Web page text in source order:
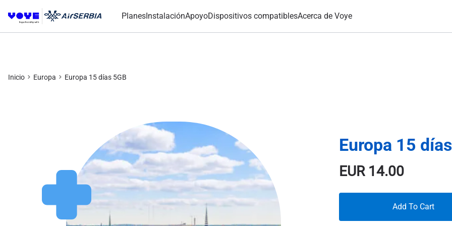
PlanesInstalaciónApoyoDispositivos compatiblesAcerca de Voye
Inicio Europa Europa 15 días 5GB
Europa 15
EUR14.00
Add To Cart